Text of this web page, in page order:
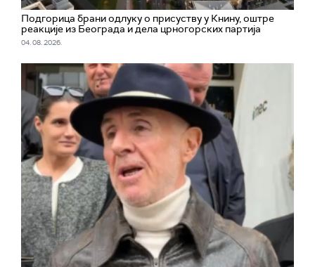
Подгорица брани одлуку о присуству у Книну, оштре
реакције из Београда и дела црногорских партија
04. 08. 2026.